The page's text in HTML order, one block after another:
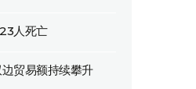
人死亡
贸易额持续攀升